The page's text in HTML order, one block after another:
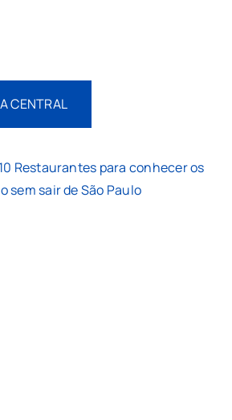
CENTRAL
Restaurantes para conhecer os
sem sair de São Paulo